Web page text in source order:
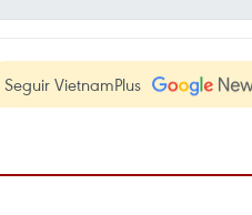
Seguir VietnamPlus